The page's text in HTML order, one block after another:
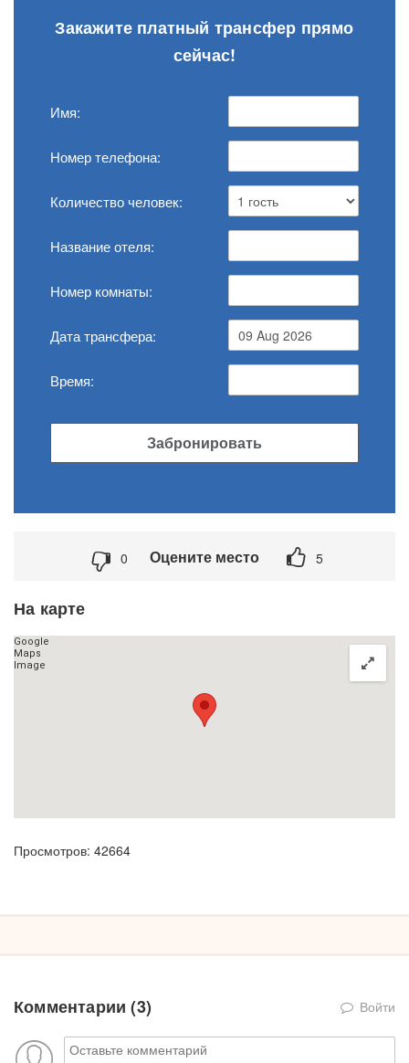
Закажите платный трансфер прямо
сейчас!
Имя:
Номер телефона:
Количество человек:
Название отеля:
Номер комнаты:
Дата трансфера:
Время:
Забронировать
0 Оцените место 5
На карте
Просмотров: 42664
Комментарии (3) Войти